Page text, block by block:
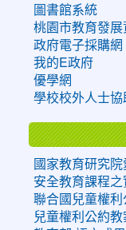
圖書館系統
桃園市教育發
政府電子採購網
我的E政府
優學網
學校校外人士
國家教育研究院
安全教育課程之
聯合國兒童權利
兒童權利公約教